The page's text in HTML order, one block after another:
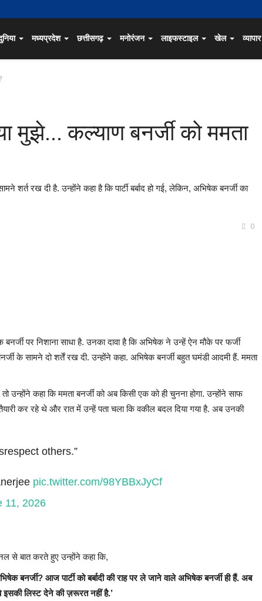
मध्यप्रदेश छत्तीसगढ़ मनोरंजन लाइफस्टाइल खेल व्यापार
मुझे... कल्याण बनर्जी को ममता
रख दी है. उन्होंने कहा है कि पार्टी बर्बाद हो गई, लेकिन, अभिषेक बनर्जी का
0
पर निशाना साधा है. उनका दावा है कि अभिषेक ने उन्हें ऐन मौके पर फर्जी
के सामने दो शर्तें रख दी. उन्होंने कहा. अभिषेक बनर्जी बहुत घमंडी आदमी हैं. ममता
उन्होंने कहा कि ममता बनर्जी को अब किसी एक को ही चुनना होगा. उन्होंने साफ
कर रहे थे और रात में उन्हें पता चला कि वकील बदल दिया गया है. अब उनकी
others.”
pic.twitter.com/98YBBxJyCf
11, 2026
से बात करते हुए उन्होंने कहा कि,
बनर्जी? आज पार्टी को बर्बादी की राह पर ले जाने वाले अभिषेक बनर्जी ही हैं. अब
इसकी लिस्ट देने की ज़रूरत नहीं है.’